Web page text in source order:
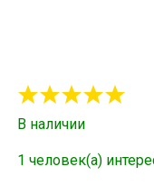
В наличии
1 человек(а)